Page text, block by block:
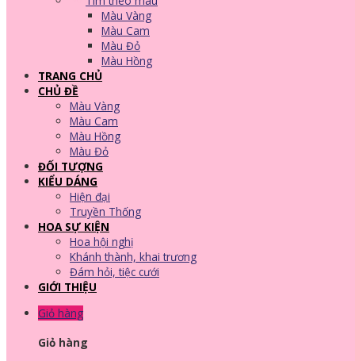
Màu Vàng
Màu Cam
Màu Đỏ
Màu Hồng
TRANG CHỦ
CHỦ ĐỀ
Màu Vàng
Màu Cam
Màu Hồng
Màu Đỏ
ĐỐI TƯỢNG
KIỂU DÁNG
Hiện đại
Truyền Thống
HOA SỰ KIỆN
Hoa hội nghị
Khánh thành, khai trương
Đám hỏi, tiệc cưới
GIỚI THIỆU
Giỏ hàng
Giỏ hàng